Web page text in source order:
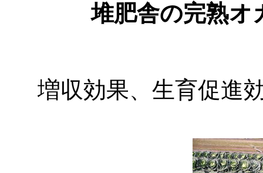
堆肥舎の完熟オ
増収効果、生育促進